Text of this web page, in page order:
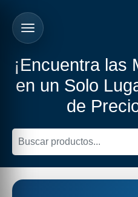
¡Encuentra las
en un Solo
de